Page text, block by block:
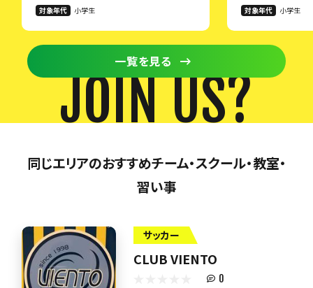
対象年代
小学生
対象年代
小学生
一覧を見る
JOIN US?
同じエリアのおすすめチーム・スクール・教室・
習い事
サッカー
CLUB VIENTO
0